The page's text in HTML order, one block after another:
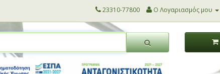
23310-77800 Ο Λογαριασμός μου